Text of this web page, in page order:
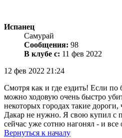
Испанец
Самурай
Сообщения: 98
В клубе с: 11 фев 2022
12 фев 2022 21:24
Смотря как и где ездить! Если по
можно ходовую очень быстро
некоторых городах такие
Дакар не нужно. Я свою купил с
сейчас уже сотню нагонял - и все
Вернуться к началу